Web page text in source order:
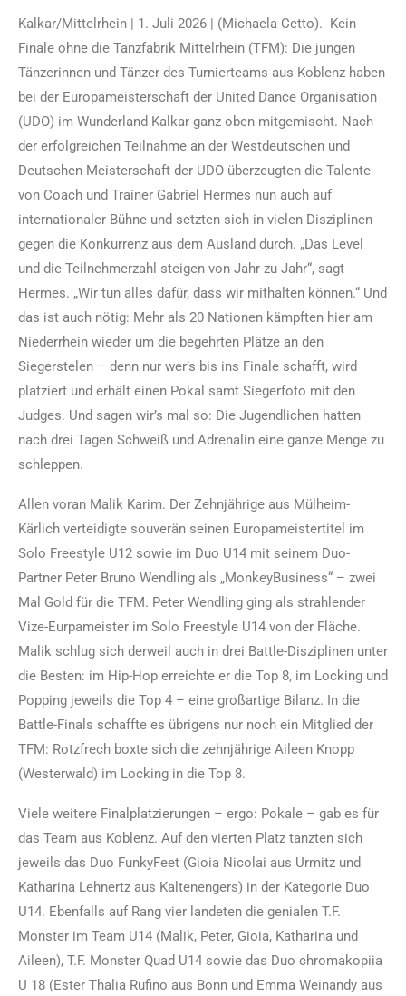
Kalkar/Mittelrhein | 1. Juli 2026 | (Michaela Cetto). Kein
Finale ohne die Tanzfabrik Mittelrhein (TFM): Die jungen
Tänzerinnen und Tänzer des Turnierteams aus Koblenz haben
bei der Europameisterschaft der United Dance Organisation
(UDO) im Wunderland Kalkar ganz oben mitgemischt. Nach
der erfolgreichen Teilnahme an der Westdeutschen und
Deutschen Meisterschaft der UDO überzeugten die Talente
von Coach und Trainer Gabriel Hermes nun auch auf
internationaler Bühne und setzten sich in vielen Disziplinen
gegen die Konkurrenz aus dem Ausland durch. „Das Level
und die Teilnehmerzahl steigen von Jahr zu Jahr“, sagt
Hermes. „Wir tun alles dafür, dass wir mithalten können.“ Und
das ist auch nötig: Mehr als 20 Nationen kämpften hier am
Niederrhein wieder um die begehrten Plätze an den
Siegerstelen – denn nur wer’s bis ins Finale schafft, wird
platziert und erhält einen Pokal samt Siegerfoto mit den
Judges. Und sagen wir’s mal so: Die Jugendlichen hatten
nach drei Tagen Schweiß und Adrenalin eine ganze Menge zu
schleppen.
Allen voran Malik Karim. Der Zehnjährige aus Mülheim-
Kärlich verteidigte souverän seinen Europameistertitel im
Solo Freestyle U12 sowie im Duo U14 mit seinem Duo-
Partner Peter Bruno Wendling als „MonkeyBusiness“ – zwei
Mal Gold für die TFM. Peter Wendling ging als strahlender
Vize-Eurpameister im Solo Freestyle U14 von der Fläche.
Malik schlug sich derweil auch in drei Battle-Disziplinen unter
die Besten: im Hip-Hop erreichte er die Top 8, im Locking und
Popping jeweils die Top 4 – eine großartige Bilanz. In die
Battle-Finals schaffte es übrigens nur noch ein Mitglied der
TFM: Rotzfrech boxte sich die zehnjährige Aileen Knopp
(Westerwald) im Locking in die Top 8.
Viele weitere Finalplatzierungen – ergo: Pokale – gab es für
das Team aus Koblenz. Auf den vierten Platz tanzten sich
jeweils das Duo FunkyFeet (Gioia Nicolai aus Urmitz und
Katharina Lehnertz aus Kaltenengers) in der Kategorie Duo
U14. Ebenfalls auf Rang vier landeten die genialen T.F.
Monster im Team U14 (Malik, Peter, Gioia, Katharina und
Aileen), T.F. Monster Quad U14 sowie das Duo chromakopiia
U 18 (Ester Thalia Rufino aus Bonn und Emma Weinandy aus